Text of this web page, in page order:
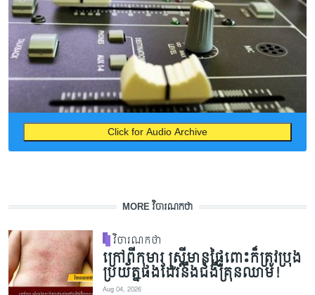
Click for Audio Archive
MORE វិចារណកថា
វិចារណកថា
ក្រៅពីកុមារ ស្ត្រីមានផ្ទៃពោះក៏ត្រូវប្រុង
ប្រយ័ត្នផងដែរនឹងជំងឺគ្រុនឈាម!
Aug 04, 2026